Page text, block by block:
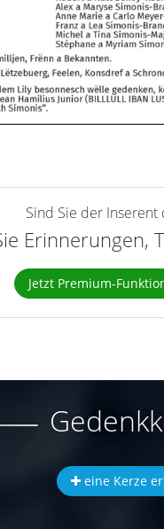
Sind Sie der Inserent
Erinnerungen,
Jetzt Premium-
eine Kerze